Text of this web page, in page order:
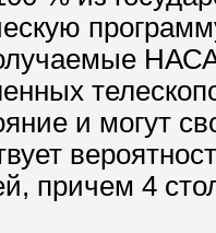
и могут
причем 4